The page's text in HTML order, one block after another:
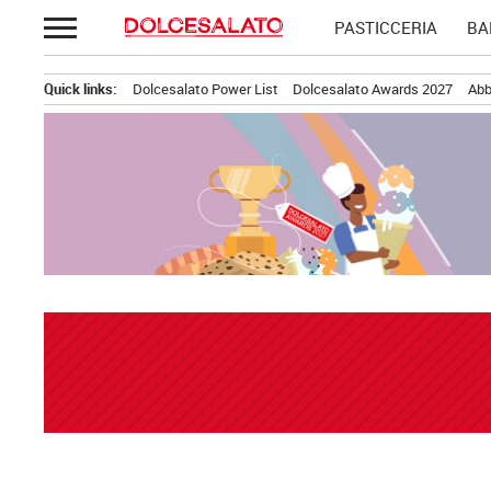
Passa
al
PASTICCERIA
Quick links: Dolcesalato Power List Dolcesalato Awards 2027